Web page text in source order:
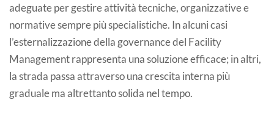
adeguate per gestire attività tecniche, organizzative e
normative sempre più specialistiche. In alcuni casi
l’esternalizzazione della governance del Facility
Management rappresenta una soluzione efficace; in altri,
la strada passa attraverso una crescita interna più
graduale ma altrettanto solida nel tempo.